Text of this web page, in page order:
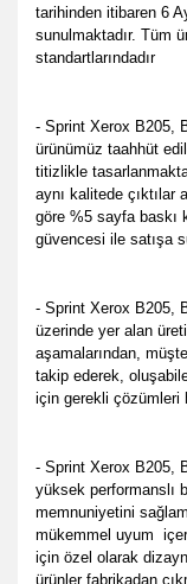
tarihinden itibaren 6
sunulmaktadır. Tüm
standartlarındadır
- Sprint Xerox B205,
ürünümüz taahhüt
titizlikle
aynı kalitede çıktılar
göre %5 sayfa baskı
güvencesi ile satışa
- Sprint Xerox B205,
üzerinde yer alan
aşamalarından,
takip ederek,
için gerekli çözümleri
- Sprint Xerox B205,
yüksek performanslı
memnuniyetini
mükemmel uyum
için özel olarak
ürünler fabrikadan